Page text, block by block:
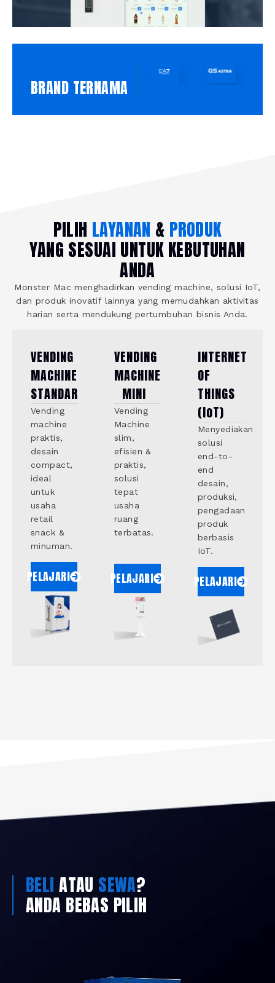
BRAND TERNAMA
PILIH LAYANAN & PRODUK
YANG SESUAI UNTUK KEBUTUHAN
ANDA
Monster Mac menghadirkan vending machine, solusi IoT,
dan produk inovatif lainnya yang memudahkan aktivitas
harian serta mendukung pertumbuhan bisnis Anda.
VENDING
MACHINE
STANDAR
Vending
machine
praktis,
desain
compact,
ideal
untuk
usaha
retail
snack &
minuman.
PELAJARI
VENDING
MACHINE
MINI
Vending
Machine
slim,
efisien &
praktis,
solusi
tepat
usaha
ruang
terbatas.
PELAJARI
INTERNET
OF
THINGS
(IoT)
Menyediakan
solusi
end-to-
end
desain,
produksi,
pengadaan
produk
berbasis
IoT.
PELAJARI
BELI ATAU SEWA?
ANDA BEBAS PILIH